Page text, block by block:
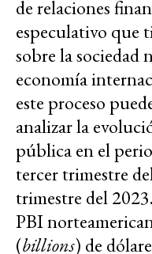
de relaciones
especulativo que
sobre la sociedad
economía
este proceso
analizar la
pública en el
tercer trimestre
trimestre del
PBI
(billions) de